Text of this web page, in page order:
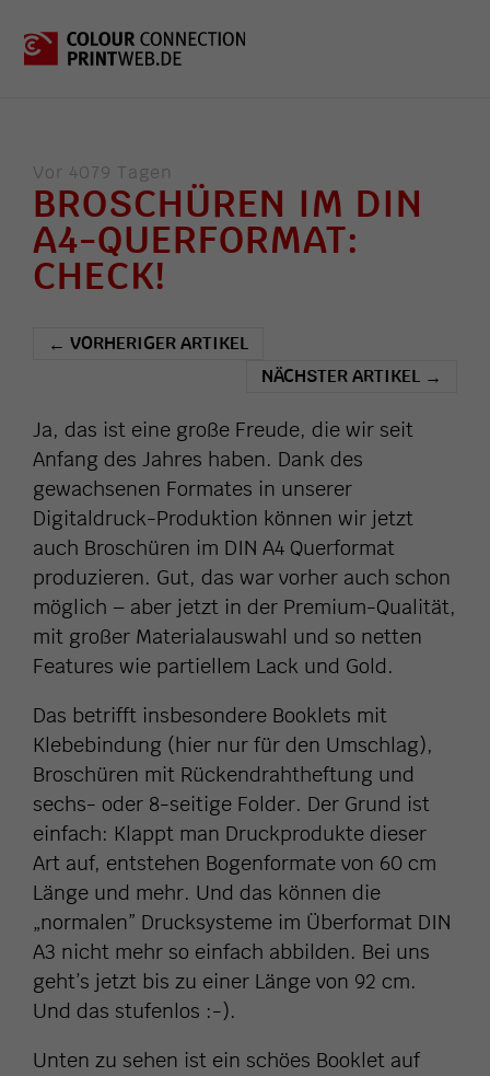
Vor 4079 Tagen
BROSCHÜREN IM DIN
A4-QUERFORMAT:
CHECK!
← VORHERIGER ARTIKEL
NÄCHSTER ARTIKEL →
Ja, das ist eine große Freude, die wir seit
Anfang des Jahres haben. Dank des
gewachsenen Formates in unserer
Digitaldruck-Produktion können wir jetzt
auch Broschüren im DIN A4 Querformat
produzieren. Gut, das war vorher auch schon
möglich – aber jetzt in der Premium-Qualität,
mit großer Materialauswahl und so netten
Features wie partiellem Lack und Gold.
Das betrifft insbesondere Booklets mit
Klebebindung (hier nur für den Umschlag),
Broschüren mit Rückendrahtheftung und
sechs- oder 8-seitige Folder. Der Grund ist
einfach: Klappt man Druckprodukte dieser
Art auf, entstehen Bogenformate von 60 cm
Länge und mehr. Und das können die
„normalen” Drucksysteme im Überformat DIN
A3 nicht mehr so einfach abbilden. Bei uns
geht’s jetzt bis zu einer Länge von 92 cm.
Und das stufenlos :-).
Unten zu sehen ist ein schöes Booklet auf